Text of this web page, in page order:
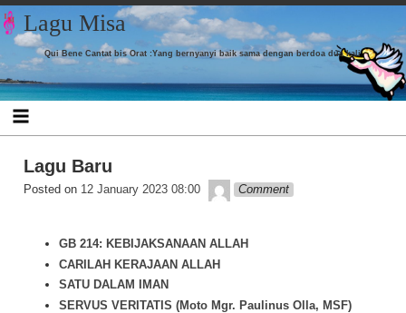
Skip to content
Lagu Misa
Qui Bene Cantat bis Orat :Yang bernyanyi baik sama dengan berdoa dua kali
Lagu Baru
Posted on 12 January 2023 08:00 admin
Comment
GB 214: KEBIJAKSANAAN ALLAH
CARILAH KERAJAAN ALLAH
SATU DALAM IMAN
SERVUS VERITATIS (Moto Mgr. Paulinus Olla, MSF)